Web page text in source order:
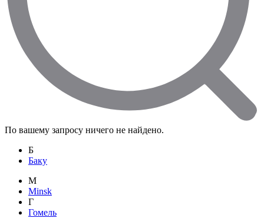
По вашему запросу ничего не найдено.
Б
Баку
M
Minsk
Г
Гомель